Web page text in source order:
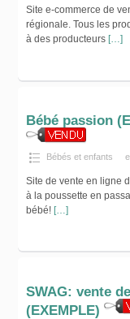
Site e-commerce de
régionale. Tous les
à des producteurs […]
Bébé passion
Bébés et enfants
Site de vente en ligne
à la poussette en
bébé! […]
SWAG: vente
(EXEMPLE)